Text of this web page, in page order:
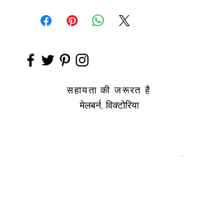
सहायता की जरूरत है
मेलबर्न, विक्टोरिया